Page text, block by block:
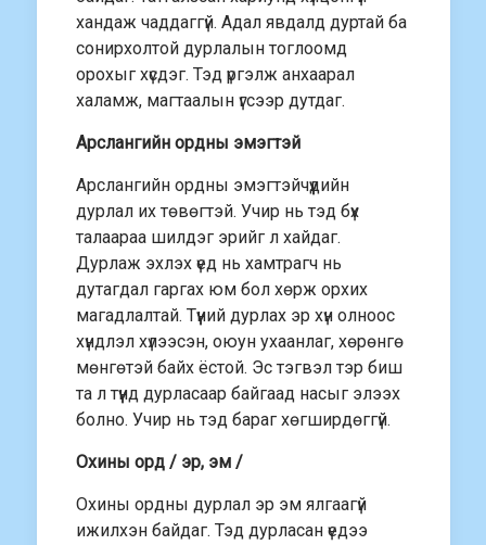
хандаж чаддаггүй. Адал явдалд дуртай ба
сонирхолтой дурлалын тоглоомд
орохыг хүсдэг. Тэд үргэлж анхаарал
халамж, магтаалын үгсээр дутдаг.
Арслангийн ордны эмэгтэй
Арслангийн ордны эмэгтэйчүүдийн
дурлал их төвөгтэй. Учир нь тэд бүх
талаараа шилдэг эрийг л хайдаг.
Дурлаж эхлэх үед нь хамтрагч нь
дутагдал гаргах юм бол хөрж орхих
магадлалтай. Түүний дурлах эр хүн олноос
хүндлэл хүлээсэн, оюун ухаанлаг, хөрөнгө
мөнгөтэй байх ёстой. Эс тэгвэл тэр биш
та л түүнд дурласаар байгаад насыг элээх
болно. Учир нь тэд бараг хөгширдөггүй.
Охины орд / эр, эм /
Охины ордны дурлал эр эм ялгаагүй
ижилхэн байдаг. Тэд дурласан үедээ